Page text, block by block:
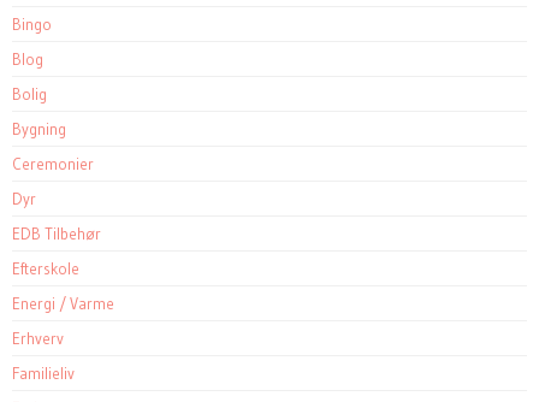
Bingo
Blog
Bolig
Bygning
Ceremonier
Dyr
EDB Tilbehør
Efterskole
Energi / Varme
Erhverv
Familieliv